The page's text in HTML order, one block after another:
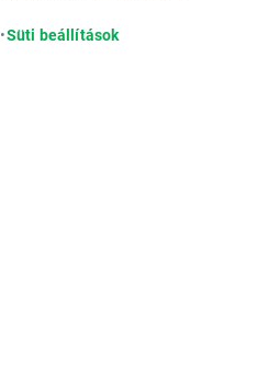
•Süti beállítások